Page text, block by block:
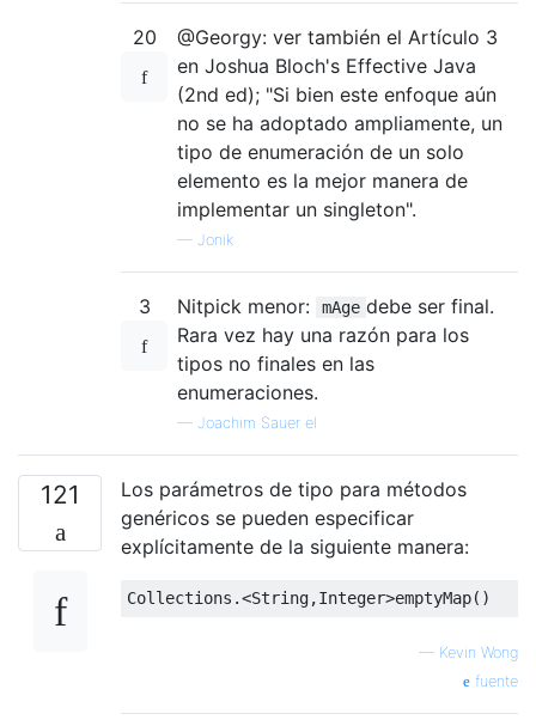
20
@Georgy: ver también el Artículo 3
en Joshua Bloch's Effective Java
(2nd ed); "Si bien este enfoque aún
no se ha adoptado ampliamente, un
tipo de enumeración de un solo
elemento es la mejor manera de
implementar un singleton".
— Jonik
3 Nitpick menor: mAge debe ser final.
Rara vez hay una razón para los
tipos no finales en las
enumeraciones.
— Joachim Sauer el
121
Los parámetros de tipo para métodos
genéricos se pueden especificar
explícitamente de la siguiente manera:
Collections .<String,Integer>emptyMap()
— Kevin Wong
fuente